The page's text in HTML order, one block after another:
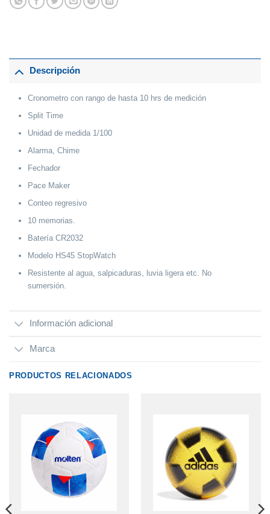
Descripción
Cronometro con rango de hasta 10 hrs de medición
Split Time
Unidad de medida 1/100
Alarma, Chime
Fechador
Pace Maker
Conteo regresivo
10 memorias.
Batería CR2032
Modelo HS45 StopWatch
Resistente al agua, salpicaduras, luvia ligera etc. No
sumersión.
Información adicional
Marca
PRODUCTOS RELACIONADOS